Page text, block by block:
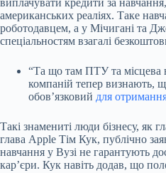
виплачувати кредити за
американських реаліях. Таке
роботодавцем, а у Мічигані та
спеціальностям взагалі
“Та що там ПТУ та місцева
компаній тепер визнають,
обов’язковий для
Такі знамениті люди бізнесу, як
глава Apple Тім Кук, публічно
навчання у Вузі не гарантують
кар’єри. Кук навіть додав, що